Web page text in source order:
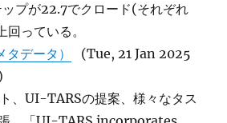
プが22.7でクロード(それぞれ
っている。
データ）
(Tue, 21 Jan 2025
、UI-TARSの提案、様々なタス